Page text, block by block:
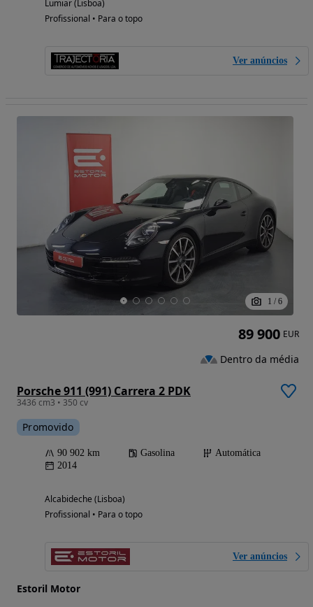
Lumiar (Lisboa)
Profissional • Para o topo
Ver anúncios
1 / 6
Porsche 911 (991) Carrera 2 PDK
3436 cm3 • 350 cv
Promovido
90 902 km Gasolina
Automática
2014
Alcabideche (Lisboa)
Profissional • Para o topo
Ver anúncios
Estoril Motor
89 900 EUR
Dentro da média